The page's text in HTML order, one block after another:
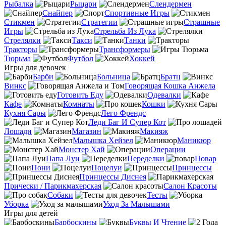
Рыбалка
Рыцари
Слендермен
Снайпер
Спортивные Игры
Стикмен
Стратегии
Страшные
Игры
Стрельба Из Лука
Стрелялки
Такси
Танки
Тракторы
Трансформеры
Тюрьма
Футбол
Хоккей
Игры для девочек
Барби
Больница
Братц
Винкс
Говорящая Кошка Анжела
Готовить Еду
Одевалки
Кафе
Комнаты
Кошки
Кухня Сары
Лего Френдс
Леди Баг И Супер Кот
Лошади
Магазин
Макияж
Малышка Хейзел
Маникюр
Монстер Хай
Операции
Папа Луи
Переделки
Повар
Пони
Поцелуи
Принцессы
Принцессы Диснея
Прически / Парикмахерская
Салон Красоты
Собаки
Тесты
Уборка
Уход За Малышами
Игры для детей
Барбоскины
Буквы И Чтение